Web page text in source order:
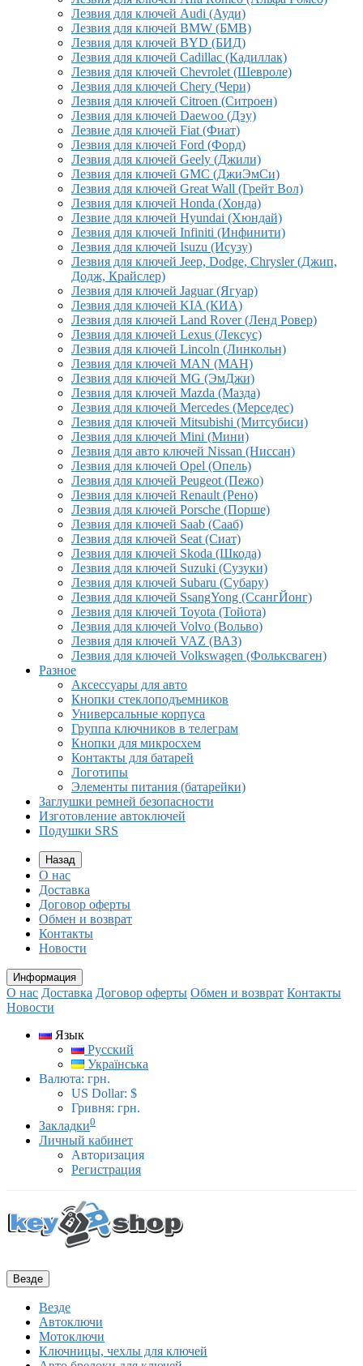
Лезвия для ключей Audi (Ауди)
Лезвия для ключей BMW (БМВ)
Лезвия для ключей BYD (БИД)
Лезвия для ключей Cadillac (Кадиллак)
Лезвия для ключей Chevrolet (Шевроле)
Лезвия для ключей Chery (Чери)
Лезвия для ключей Citroen (Ситроен)
Лезвия для ключей Daewoo (Дэу)
Лезвие для ключей Fiat (Фиат)
Лезвия для ключей Ford (Форд)
Лезвия для ключей Geely (Джили)
Лезвия для ключей GMC (ДжиЭмСи)
Лезвия для ключей Great Wall (Грейт Вол)
Лезвия для ключей Honda (Хонда)
Лезвие для ключей Hyundai (Хюндай)
Лезвия для ключей Infiniti (Инфинити)
Лезвия для ключей Isuzu (Исузу)
Лезвия для ключей Jeep, Dodge, Chrysler (Джип,
Додж, Крайслер)
Лезвия для ключей Jaguar (Ягуар)
Лезвия для ключей KIA (КИА)
Лезвия для ключей Land Rover (Ленд Ровер)
Лезвия для ключей Lexus (Лексус)
Лезвия для ключей Lincoln (Линкольн)
Лезвия для ключей MAN (МАН)
Лезвия для ключей MG (ЭмДжи)
Лезвия для ключей Mazda (Мазда)
Лезвия для ключей Mercedes (Мерседес)
Лезвия для ключей Mitsubishi (Митсубиси)
Лезвия для ключей Mini (Мини)
Лезвия для авто ключей Nissan (Ниссан)
Лезвия для ключей Opel (Опель)
Лезвия для ключей Peugeot (Пежо)
Лезвия для ключей Renault (Рено)
Лезвия для ключей Porsche (Порше)
Лезвия для ключей Saab (Сааб)
Лезвия для ключей Seat (Сиат)
Лезвия для ключей Skoda (Шкода)
Лезвия для ключей Suzuki (Сузуки)
Лезвия для ключей Subaru (Субару)
Лезвия для ключей SsangYong (СсангЙонг)
Лезвия для ключей Toyota (Тойота)
Лезвия для ключей Volvo (Вольво)
Лезвия для ключей VAZ (ВАЗ)
Лезвия для ключей Volkswagen (Фольксваген)
Разное
Aксессуары для авто
Кнопки стеклоподъемников
Универсальные корпуса
Группа ключников в телеграм
Кнопки для микросхем
Контакты для батарей
Логотипы
Элементы питания (батарейки)
Заглушки ремней безопасности
Изготовление автоключей
Подушки SRS
Назад
О нас
Доставка
Договор оферты
Обмен и возврат
Контакты
Новости
Информация
О нас Доставка Договор оферты Обмен и возврат Контакты
Новости
Язык
Русский
Українська
Валюта: грн.
US Dollar: $
Гривня: грн.
Закладки0
Личный кабинет
Авторизация
Регистрация
Везде
Везде
Автоключи
Мотоключи
Ключницы, чехлы для ключей